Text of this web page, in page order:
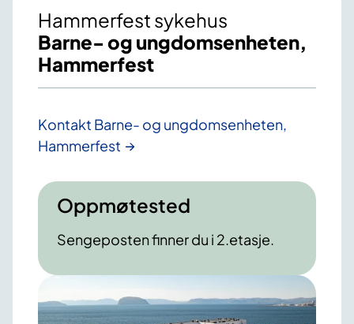
Hammerfest sykehus
Barne- og ungdomsenheten,
Hammerfest
Kontakt Barne- og ungdomsenheten,
Hammerfest
Oppmøtested
Sengeposten finner du i 2.etasje.